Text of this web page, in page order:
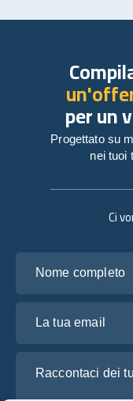
Ci
per un
Progettato su
nei tuoi